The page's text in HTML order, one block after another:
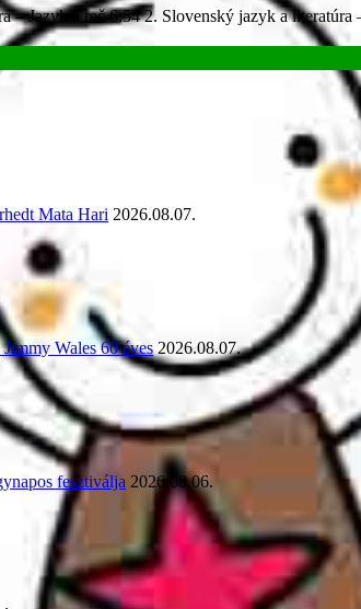
– Jazyk a reč 6:54 2. Slovenský jazyk a
Mata Hari 2026.08.07.
Wales 60 éves 2026.08.07.
fesztiválja 2026.08.06.